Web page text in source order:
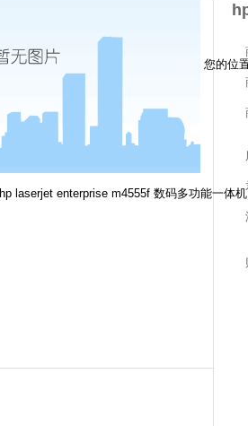
您的位
hp laserjet enterprise m4555f 数码多功能一体机